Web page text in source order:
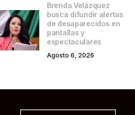
Brenda Velázquez
busca difundir alertas
de desaparecidos en
pantallas y
espectaculares
Agosto 6, 2026